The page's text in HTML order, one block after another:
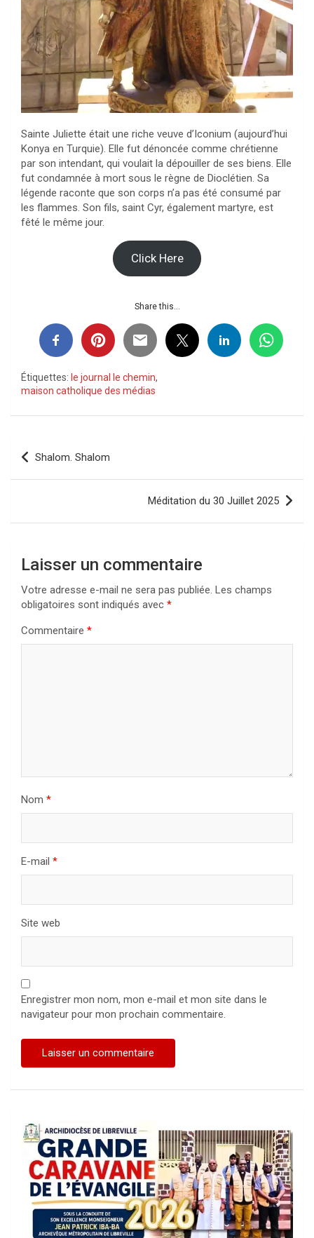
Sainte Juliette était une riche veuve d’Iconium (aujourd’hui
Konya en Turquie). Elle fut dénoncée comme chrétienne
par son intendant, qui voulait la dépouiller de ses biens. Elle
fut condamnée à mort sous le règne de Dioclétien. Sa
légende raconte que son corps n’a pas été consumé par
les flammes. Son fils, saint Cyr, également martyre, est
fêté le même jour.
Click Here
Share this...
Étiquettes: le journal le chemin,
maison catholique des médias
Navigation
de
Shalom. Shalom
Méditation du 30 Juillet 2025
Laisser un commentaire
Votre adresse e-mail ne sera pas publiée. Les champs
obligatoires sont indiqués avec *
Commentaire *
Nom *
E-mail *
Site web
Enregistrer mon nom, mon e-mail et mon site dans le
navigateur pour mon prochain commentaire.